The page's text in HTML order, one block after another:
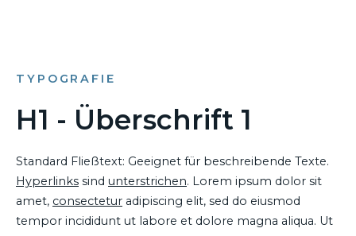
TYPOGRAFIE
H1 - Überschrift 1
Standard Fließtext: Geeignet für beschreibende Texte.
Hyperlinks sind unterstrichen. Lorem ipsum dolor sit
amet, consectetur adipiscing elit, sed do eiusmod
tempor incididunt ut labore et dolore magna aliqua. Ut